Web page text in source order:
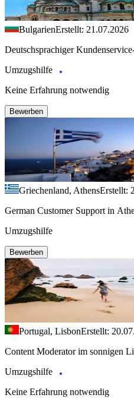
BulgarienErstellt: 21.07.2026
Deutschsprachiger
Umzugshilfe
Keine Erfahrung notwendig
Bewerben
Griechenland, AthensErstellt:
German Customer Support in
Umzugshilfe
Bewerben
Portugal, LisbonErstellt:
Content Moderator im sonnigen
Umzugshilfe
Keine Erfahrung notwendig